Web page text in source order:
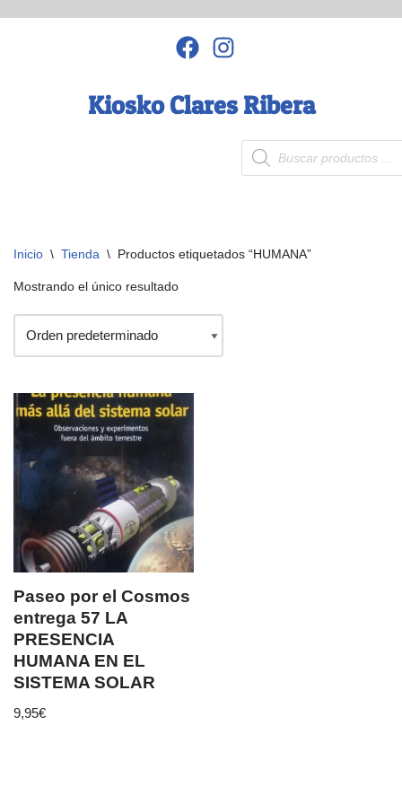
Kiosko Clares Ribera
Inicio \ Tienda \ Productos etiquetados “HUMANA”
Mostrando el único resultado
Paseo por el Cosmos
entrega 57 LA
PRESENCIA
HUMANA EN EL
SISTEMA SOLAR
9,95€